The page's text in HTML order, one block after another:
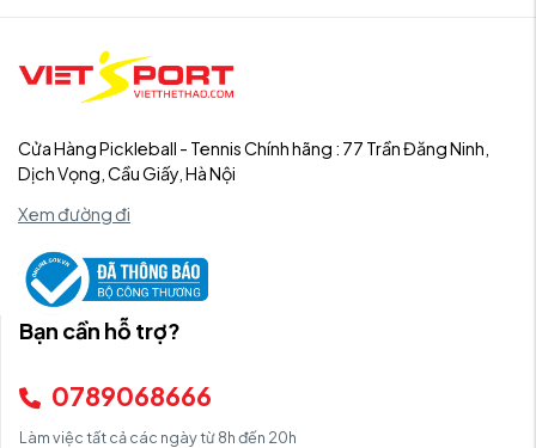
Cửa Hàng Pickleball - Tennis Chính hãng : 77 Trần Đăng Ninh,
Dịch Vọng, Cầu Giấy, Hà Nội
Xem đường đi
Bạn cần hỗ trợ?
0789068666
Làm việc tất cả các ngày từ 8h đến 20h